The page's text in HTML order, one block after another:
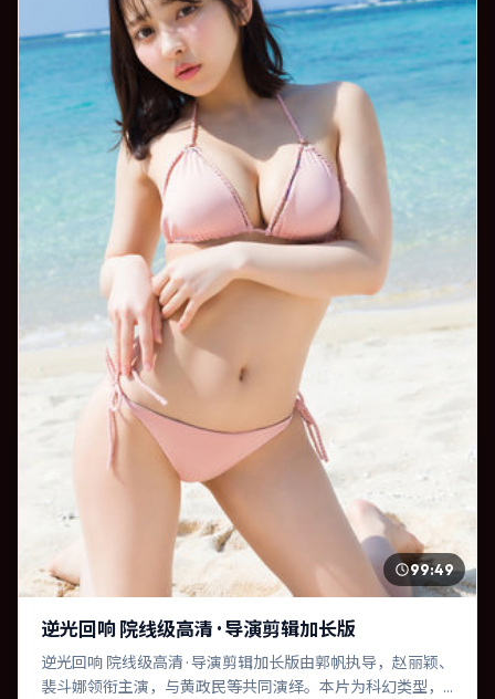
99:49
逆光回响 院线级高清 · 导演剪辑加长版
逆光回响 院线级高清 · 导演剪辑加长版由郭帆执导，赵丽颖、
裴斗娜领衔主演，与黄政民等共同演绎。本片为科幻类型，